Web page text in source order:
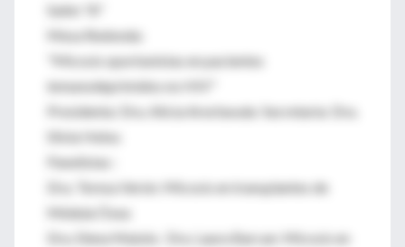
Salón "A"
Mesa Redonda:
"Micosis oportunistas en pacientes
inmunodeprimidos no HIV"
Presidenta: Dra. Alicia Arechavala Secretaria: Dra.
Silvia Helou
Panelistas :
Dra. Teresa Verón: Micosis en transplantes de
Médula Ósea
Dra. Elena Maiolo; Dra. Laura Barcan: Micosis en